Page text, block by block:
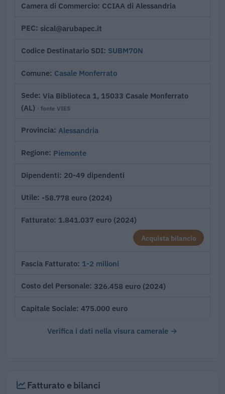
Camera di Commercio CCIAA di Alessandria
PEC sical@arubapec.it
Codice Destinatario SDI SUBM70N
Comune Casale Monferrato
Sede Via Biblioteca 1, 15033 Casale Monferrato
(AL) · fonte VIES
Provincia Alessandria
Regione Piemonte
Dipendenti 20-49 dipendenti
Utile -58.778 euro (2024)
Fatturato 1.841.037 euro (2024)
Acquista bilancio
Fascia Fatturato 1-2 milioni
Costo del Personale 326.458 euro (2024)
Capitale Sociale 475.000 euro
Verifica i dati nella visura camerale →
Fatturato e bilanci